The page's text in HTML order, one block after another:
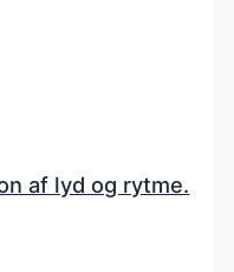
af lyd og rytme.